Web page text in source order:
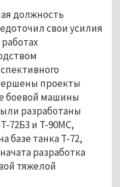
должность
свои усилия
проекты
боевой машины
разработаны
72Б3 и Т-90МС,
базе танка Т-72,
разработка
тяжелой